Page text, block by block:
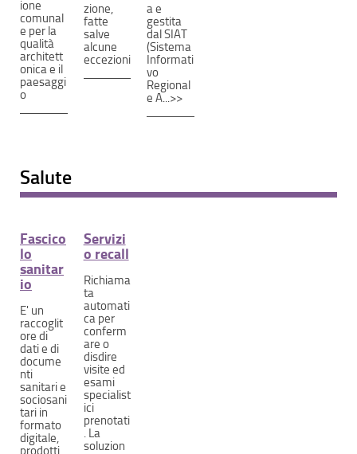
ione
comunal
e per la
qualità
architett
onica e il
paesaggi
o
zione,
fatte
salve
alcune
eccezioni
a e
gestita
dal SIAT
(Sistema
Informati
vo
Regional
e A...>>
Salute
Fascico
lo
sanitar
io
E' un
raccoglit
ore di
dati e di
docume
nti
sanitari e
sociosani
tari in
formato
digitale,
prodotti
Servizi
o recall
Richiama
ta
automati
ca per
conferm
are o
disdire
visite ed
esami
specialist
ici
prenotati
. La
soluzion